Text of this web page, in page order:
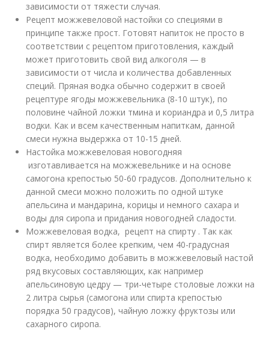
зависимости от тяжести случая.
Рецепт можжевеловой настойки со специями в
принципе также прост. Готовят напиток не просто в
соответствии с рецептом приготовления, каждый
может приготовить свой вид алкоголя — в
зависимости от числа и количества добавленных
специй. Пряная водка обычно содержит в своей
рецептуре ягоды можжевельника (8-10 штук), по
половине чайной ложки тмина и кориандра и 0,5 литра
водки. Как и всем качественным напиткам, данной
смеси нужна выдержка от 10-15 дней.
Настойка можжевеловая новогодняя
изготавливается на можжевельнике и на основе
самогона крепостью 50-60 градусов. Дополнительно к
данной смеси можно положить по одной штуке
апельсина и мандарина, корицы и немного сахара и
воды для сиропа и придания новогодней сладости.
Можжевеловая водка, рецепт на спирту . Так как
спирт является более крепким, чем 40-градусная
водка, необходимо добавить в можжевеловый настой
ряд вкусовых составляющих, как например
апельсиновую цедру — три-четыре столовые ложки на
2 литра сырья (самогона или спирта крепостью
порядка 50 градусов), чайную ложку фруктозы или
сахарного сиропа.